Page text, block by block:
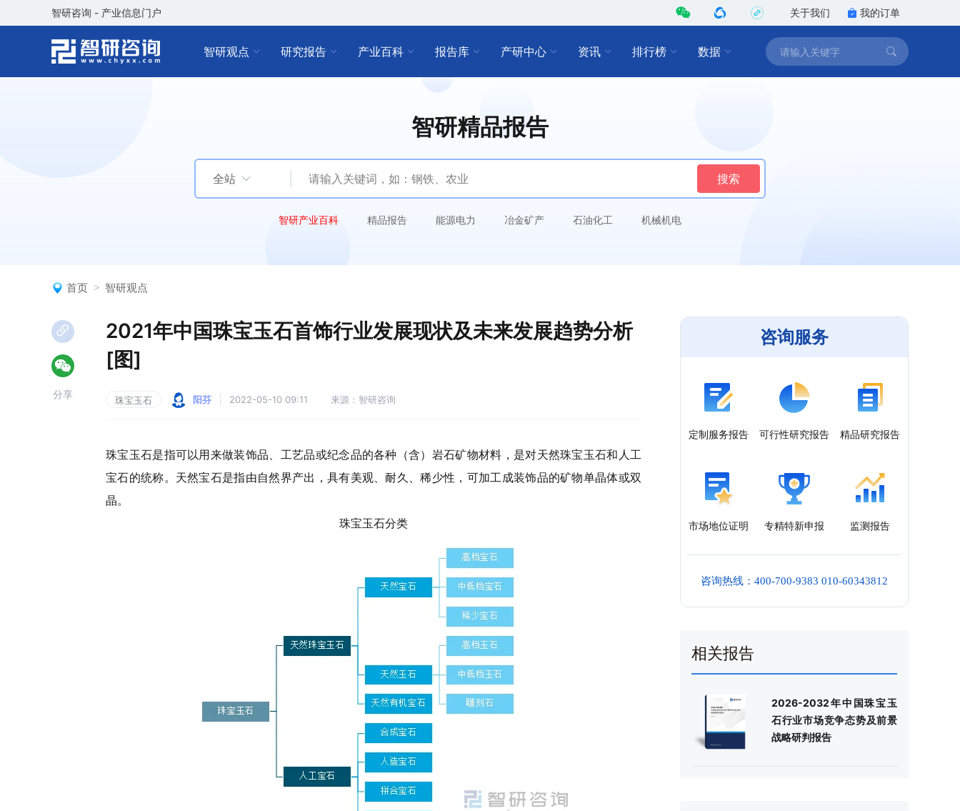
智研咨询 - 产业信息门户 关于我们 我的订单
智研观点 研究报告 产业百科 报告库 产研中心 资讯 排行榜 数据
智研精品报告
全站 搜索
智研产业百科 精品报告 能源电力 冶金矿产 石油化工 机械机电
首页 智研观点
2021年中国珠宝玉石首饰行业发展现状及未来发展趋势分析
[图]
珠宝玉石 阳芬 2022-05-10 09:11 来源：智研咨询
珠宝玉石是指可以用来做装饰品、工艺品或纪念品的各种（含）岩石矿物材料，是对天然珠宝玉石和人工
宝石的统称。天然宝石是指由自然界产出，具有美观、耐久、稀少性，可加工成装饰品的矿物单晶体或双
晶。
珠宝玉石分类
分享
咨询服务
定制服务报告 可行性研究报告 精品研究报告
市场地位证明 专精特新申报 监测报告
咨询热线：400-700-9383 010-60343812
相关报告
2026-2032年中国珠宝玉
石行业市场竞争态势及前景
战略研判报告